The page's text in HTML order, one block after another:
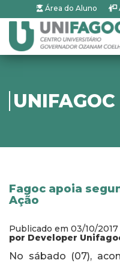
Área do Aluno
UNIFAGOC
Fagoc apoia
Ação
Publicado em 03/10/2017
por Developer
No sábado (07),